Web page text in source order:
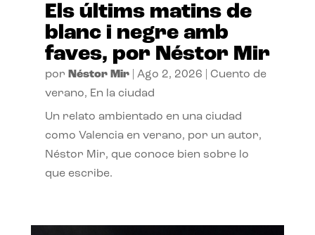
Els últims matins de
blanc i negre amb
faves, por Néstor Mir
por Néstor Mir| Ago 2, 2026
Cuento de
verano, En la ciudad
Un relato ambientado en una ciudad
como Valencia en verano, por un autor,
Néstor Mir, que conoce bien sobre lo
que escribe.